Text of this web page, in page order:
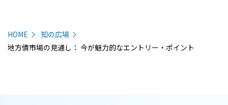
HOME
知の広場
地方債市場の見通し： 今が魅力的なエントリー・ポイント